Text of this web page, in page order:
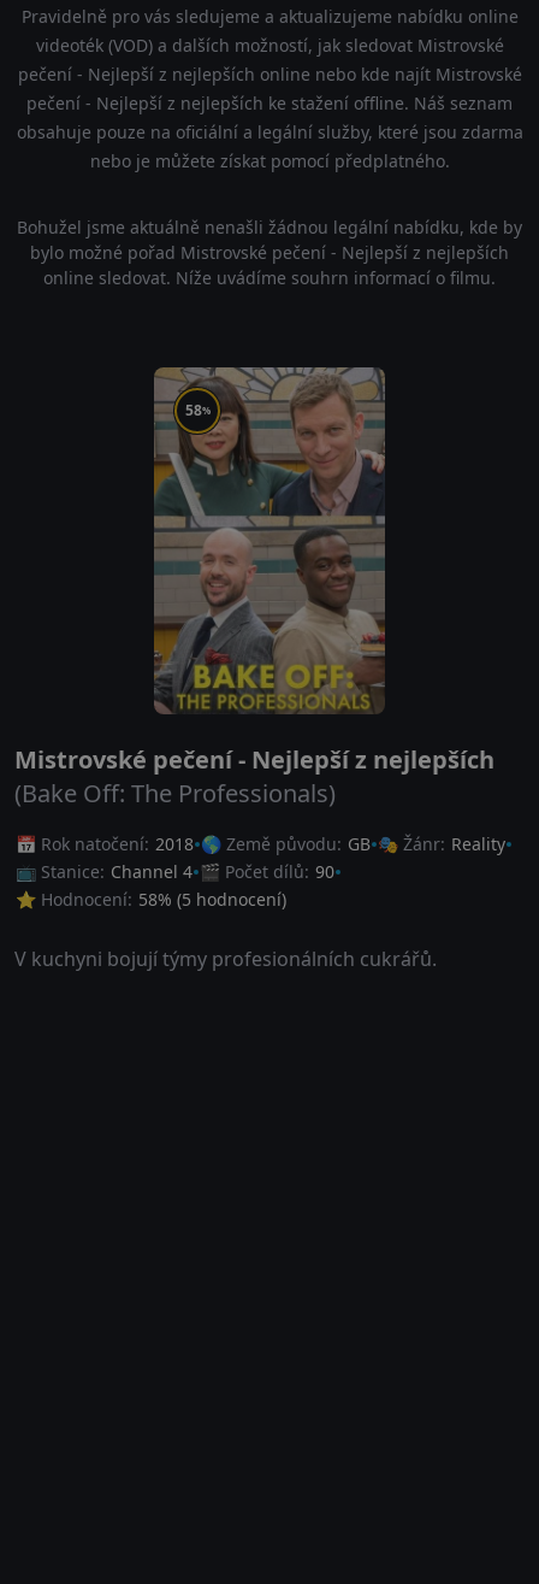
Pravidelně pro vás sledujeme a aktualizujeme nabídku online
videoték (VOD) a dalších možností, jak sledovat Mistrovské
pečení - Nejlepší z nejlepších online nebo kde najít Mistrovské
pečení - Nejlepší z nejlepších ke stažení offline. Náš seznam
obsahuje pouze na oficiální a legální služby, které jsou zdarma
nebo je můžete získat pomocí předplatného.
Bohužel jsme aktuálně nenašli žádnou legální nabídku, kde by
bylo možné pořad Mistrovské pečení - Nejlepší z nejlepších
online sledovat. Níže uvádíme souhrn informací o filmu.
58%
Mistrovské pečení - Nejlepší z nejlepších
(Bake Off: The Professionals)
📅 Rok natočení: 2018 🌎 Země původu: GB 🎭 Žánr: Reality
📺 Stanice: Channel 4 🎬 Počet dílů: 90
⭐ Hodnocení: 58% (5 hodnocení)
V kuchyni bojují týmy profesionálních cukrářů.